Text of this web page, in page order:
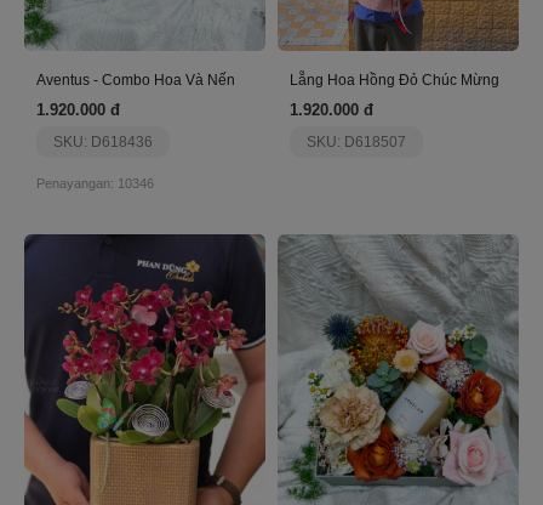
Aventus - Combo Hoa Và Nến
1.920.000 đ
SKU: D618436
Penayangan: 10346
Lẵng Hoa Hồng Đỏ Chúc Mừng
1.920.000 đ
SKU: D618507